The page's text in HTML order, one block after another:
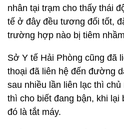
nhân tại trạm cho thấy thái
tế ở đây đều tương đối tốt,
trường hợp nào bị tiêm
Sở Y tế Hải Phòng cũng đã
thoại đã liên hệ đến đường
sau nhiều lần liên lạc thì
thì cho biết đang bận, khi lại
đó là tắt máy.